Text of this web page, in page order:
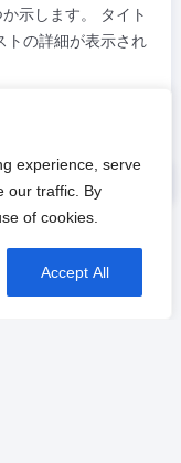
experience, serve
our traffic. By
of cookies.
Accept All
示します。 タイト
トの詳細が表示され
-